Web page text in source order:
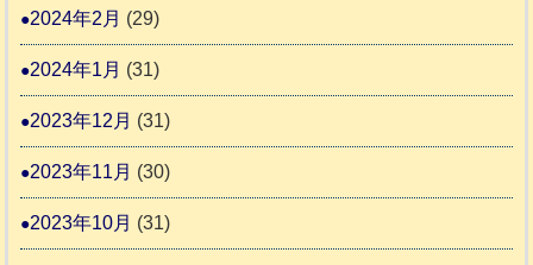
2024年2月 (29)
2024年1月 (31)
2023年12月 (31)
2023年11月 (30)
2023年10月 (31)